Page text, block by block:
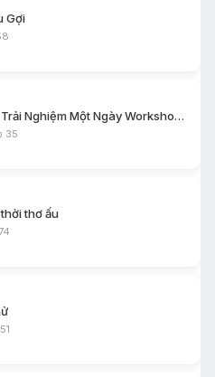
Gợi
[KHÔNG CHE] Trải Nghiệm Một Ngày Workshop BDSM
35
thơ ấu